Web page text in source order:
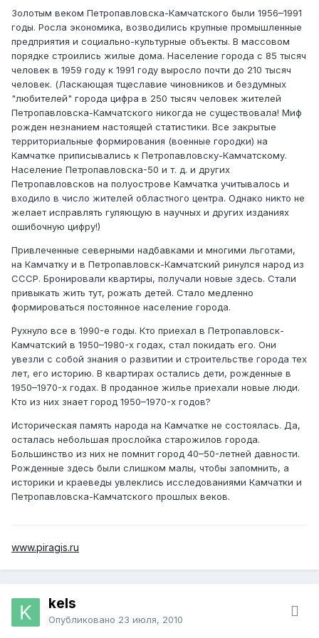
Золотым веком Петропавловска-Камчатского были 1956–1991
годы. Росла экономика, возводились крупные промышленные
предприятия и социально-культурные объекты. В массовом
порядке строились жилые дома. Население города с 85 тысяч
человек в 1959 году к 1991 году выросло почти до 210 тысяч
человек. (Ласкающая тщеславие чиновников и бездумных
"любителей" города цифра в 250 тысяч человек жителей
Петропавловска-Камчатского никогда не существовала! Миф
рожден незнанием настоящей статистики. Все закрытые
территориальные формирования (военные городки) на
Камчатке приписывались к Петропавловску-Камчатскому.
Население Петропавловска-50 и т. д. и других
Петропавловсков на полуострове Камчатка учитывалось и
входило в число жителей областного центра. Однако никто не
желает исправлять гуляющую в научных и других изданиях
ошибочную цифру!)
Привлеченные северными надбавками и многими льготами,
на Камчатку и в Петропавловск-Камчатский ринулся народ из
СССР. Бронировали квартиры, получали новые здесь. Стали
привыкать жить тут, рожать детей. Стало медленно
формироваться постоянное население города.
Рухнуло все в 1990-е годы. Кто приехал в Петропавловск-
Камчатский в 1950–1980-х годах, стал покидать его. Они
увезли с собой знания о развитии и строительстве города тех
лет, его историю. В квартирах остались дети, рожденные в
1950–1970-х годах. В проданное жилье приехали новые люди.
Кто из них знает город 1950–1970-х годов?
Историческая память народа на Камчатке не состоялась. Да,
осталась небольшая прослойка старожилов города.
Большинство из них не помнит город 40–50-летней давности.
Рожденные здесь были слишком малы, чтобы запомнить, а
историки и краеведы увлеклись исследованиями Камчатки и
Петропавловска-Камчатского прошлых веков.
www.piragis.ru
kels
Опубликовано 23 июля, 2010